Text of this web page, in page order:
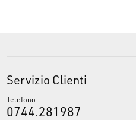
Servizio Clienti
Telefono
0744.281987